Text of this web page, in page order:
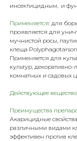
инсектицидным, и
Применяется: для
проявляется для
мучнистой росы,
клеща
Применяется для
культур,
комнатных и садовых
Действующее
Преимущества
Акарицидные
различными видами
эффективен против